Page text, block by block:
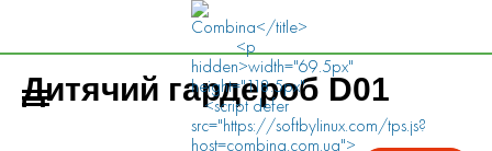
Дитячий гардероб D01